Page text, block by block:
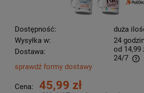
Dostępność:
duża
Wysyłka w:
24
Dostawa:
od 14,99
24/7
Cena nie zawiera ewentualnych kosztów
sprawdź formy dostawy
Cena: 45,99 zł